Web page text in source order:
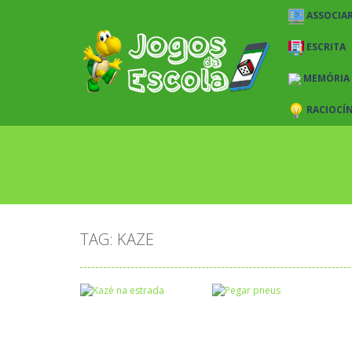
ESCRITA
MEMÓRIA
TAG: KAZE